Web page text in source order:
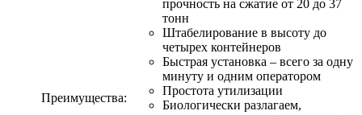
Преимущества:
прочность на сжатие от 20 до 37
тонн
Штабелирование в высоту до
четырех контейнеров
Быстрая установка – всего за одну
минуту и одним оператором
Простота утилизации
Биологически разлагаем,